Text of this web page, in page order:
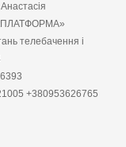
телебачення і
+380953626765